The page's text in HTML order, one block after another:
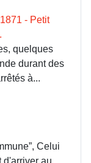
- Petit
quelques
durant des
à...
Celui